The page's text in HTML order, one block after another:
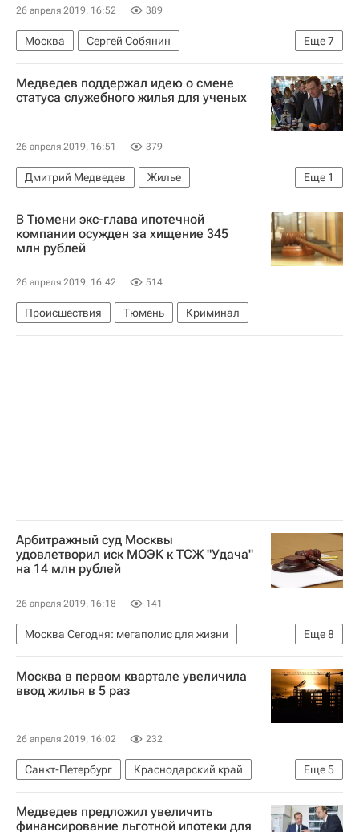
26 апреля 2019, 16:52 389
Еще7
Москва
Сергей Собянин
Москва Сегодня: мегаполис для жизни
Городское хозяйство Москвы
Владимир Мединский
Театры
Театральный музей имени Бахрушина
Медведев поддержал идею о смене
статуса служебного жилья для ученых
26 апреля 2019, 16:51 379
Еще 1
Дмитрий Медведев
Жилье
Правительство РФ
В Тюмени экс-глава ипотечной
компании осужден за хищение 345
млн рублей
26 апреля 2019, 16:42 514
Происшествия Тюмень Криминал
Арбитражный суд Москвы
удовлетворил иск МОЭК к ТСЖ "Удача"
на 14 млн рублей
26 апреля 2019, 16:18 141
Еще8
Москва Сегодня: мегаполис для жизни
Москва
МОЭК
Арбитражный суд г. Москвы
Суды
ТСЖ
Комплекс городского хозяйства Москвы
Арбитраж
Москва в первом квартале увеличила
ввод жилья в 5 раз
26 апреля 2019, 16:02 232
Еще5
Санкт-Петербург
Краснодарский край
Московская область (Подмосковье)
Москва
Федеральная служба государственной статистики (Росстат)
Медведев предложил увеличить
финансирование льготной ипотеки для